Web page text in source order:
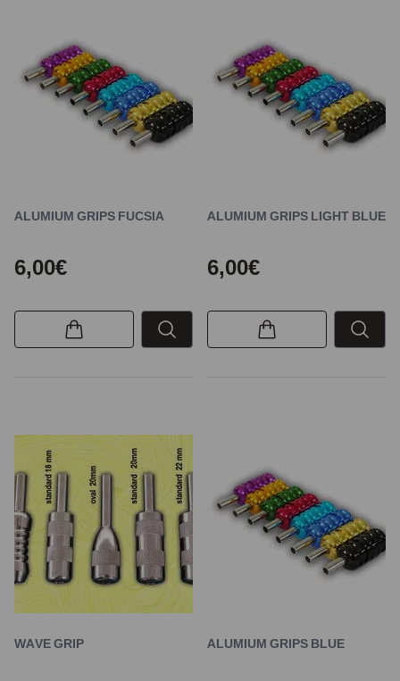
ALUMIUM GRIPS FUCSIA
6,00€
ALUMIUM GRIPS LIGHT BLUE
6,00€
WAVE GRIP ALUMIUM GRIPS BLUE